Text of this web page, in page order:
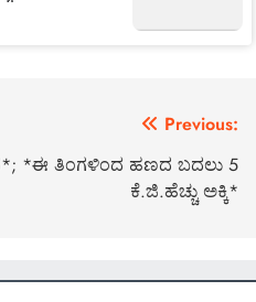
Previous:
*ಈ ತಿಂಗಳಿಂದ ಹಣದ ಬದಲು 5
ಕೆ.ಜಿ.ಹೆಚ್ಚು ಅಕ್ಕಿ*